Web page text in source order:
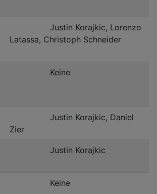
Justin Korajkic, Lorenzo
Latassa, Christoph Schneider
Keine
Justin Korajkic, Daniel
Zier
Justin Korajkic
Keine